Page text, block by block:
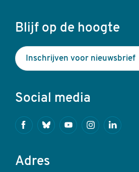
Blijf op de hoogte
Inschrijven voor nieuwsbrief
Social media
FacebookBlueskyYoutubeInstagramLinkedin
Adres